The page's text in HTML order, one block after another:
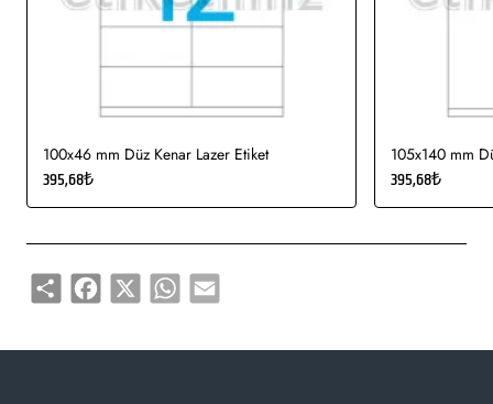
100x46 mm Düz Kenar Lazer Etiket
395,68₺
105x140 mm
395,68₺
Share Facebook
X WhatsApp
Email